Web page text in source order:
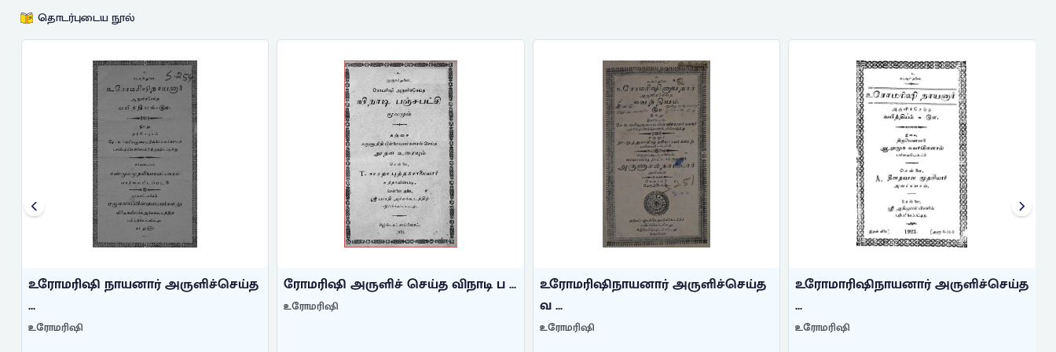
தொடர்புடைய நூல்
உரோமரிஷி நாயனார் அருளிச்செய்த
...
உரோமரிஷி
ரோமரிஷி அருளிச் செய்த விநாடி ப ...
உரோமரிஷி
உரோமரிஷிநாயனார் அருளிச்செய்த
வ ...
உரோமரிஷி
உரோமாரிஷிநாயனார் அருளிச்செய்த
...
உரோமரிஷி